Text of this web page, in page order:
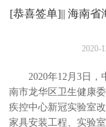
[恭喜签单]|| 海南
2020-
2020年12月3日，
南市龙华区卫生健康
疾控中心新冠实验室
家具安装工程、实验